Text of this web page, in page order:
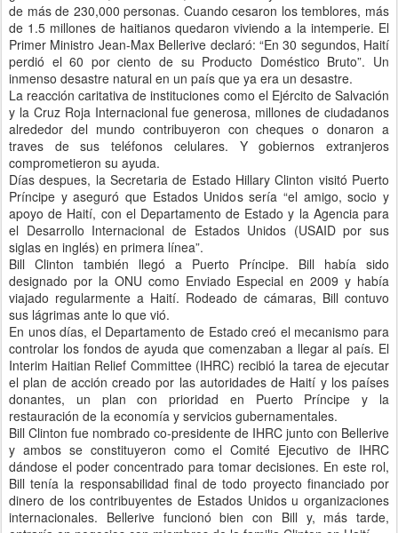
de más de 230,000 personas. Cuando cesaron los temblores, más
de 1.5 millones de haitianos quedaron viviendo a la intemperie. El
Primer Ministro Jean-Max Bellerive declaró: “En 30 segundos, Haití
perdió el 60 por ciento de su Producto Doméstico Bruto”. Un
inmenso desastre natural en un país que ya era un desastre.
La reacción caritativa de instituciones como el Ejército de Salvación
y la Cruz Roja Internacional fue generosa, millones de ciudadanos
alrededor del mundo contribuyeron con cheques o donaron a
traves de sus teléfonos celulares. Y gobiernos extranjeros
comprometieron su ayuda.
Días despues, la Secretaria de Estado Hillary Clinton visitó Puerto
Príncipe y aseguró que Estados Unidos sería “el amigo, socio y
apoyo de Haití, con el Departamento de Estado y la Agencia para
el Desarrollo Internacional de Estados Unidos (USAID por sus
siglas en inglés) en primera línea”.
Bill Clinton también llegó a Puerto Príncipe. Bill había sido
designado por la ONU como Enviado Especial en 2009 y había
viajado regularmente a Haití. Rodeado de cámaras, Bill contuvo
sus lágrimas ante lo que vió.
En unos días, el Departamento de Estado creó el mecanismo para
controlar los fondos de ayuda que comenzaban a llegar al país. El
Interim Haitian Relief Committee (IHRC) recibió la tarea de ejecutar
el plan de acción creado por las autoridades de Haití y los países
donantes, un plan con prioridad en Puerto Príncipe y la
restauración de la economía y servicios gubernamentales.
Bill Clinton fue nombrado co-presidente de IHRC junto con Bellerive
y ambos se constituyeron como el Comité Ejecutivo de IHRC
dándose el poder concentrado para tomar decisiones. En este rol,
Bill tenía la responsabilidad final de todo proyecto financiado por
dinero de los contribuyentes de Estados Unidos u organizaciones
internacionales. Bellerive funcionó bien con Bill y, más tarde,